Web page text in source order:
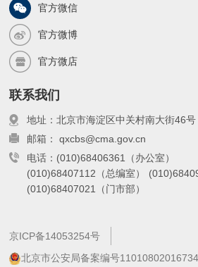
官方微信
官方微博
官方微店
联系我们
地址：北京市海淀区中关村南大街46号
邮箱： qxcbs@cma.gov.cn
电话：(010)68406361（办公室）
(010)68407112（总编室）
(010)68407021（门市部）
京ICP备14053254号
北京市公安局备案编号11010802016734